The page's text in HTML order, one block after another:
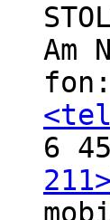
Am
6
211>